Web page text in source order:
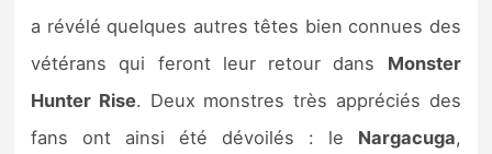
a révélé quelques autres têtes bien connues des
vétérans qui feront leur retour dans Monster
Hunter Rise. Deux monstres très appréciés des
fans ont ainsi été dévoilés : le Nargacuga,